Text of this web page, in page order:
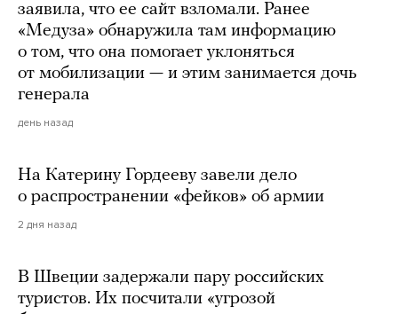
заявила, что ее сайт взломали. Ранее
«Медуза» обнаружила там информацию
о том, что она помогает уклоняться
от мобилизации — и этим занимается дочь
генерала
день назад
На Катерину Гордееву завели дело
о распространении «фейков» об армии
2 дня назад
В Швеции задержали пару российских
туристов. Их посчитали «угрозой